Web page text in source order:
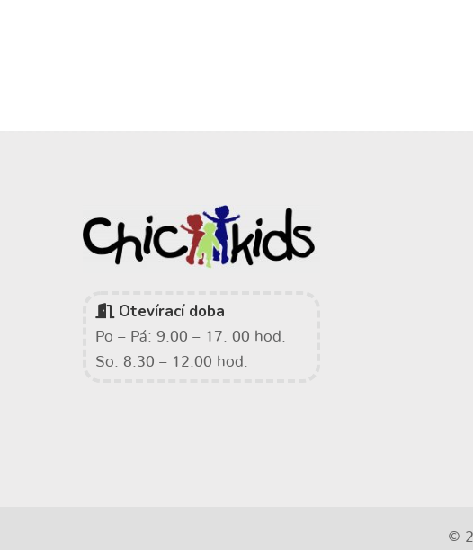
Otevírací doba
Po – Pá: 9.00 – 17. 00 hod.
So: 8.30 – 12.00 hod.
©